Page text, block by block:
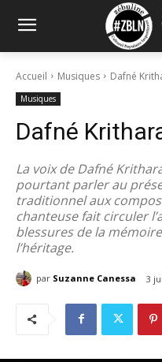
Accueil Musiques Dafné
Musiques
Dafné
La voix de Dafné
pourtant parler au
traditionnel aux
chanteuse fait circuler
blessures de la
l’héritage.
par Suzanne Canessa 3